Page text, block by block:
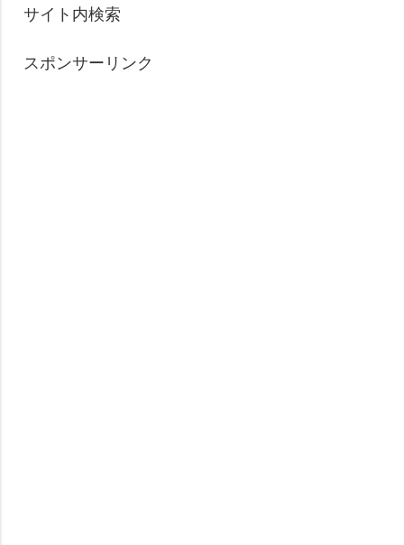
サイト内検索
スポンサーリンク